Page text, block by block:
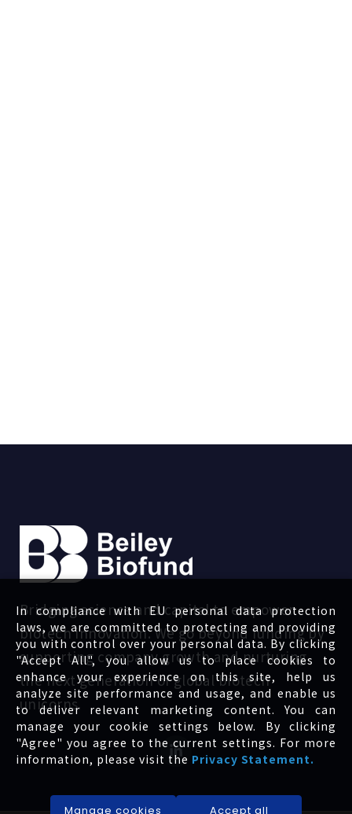
Bridging science and capital to empower
biotech innovation. We go beyond funding by
supporting company growth and nurturing
the next generation of global biotech
unicorns.
In compliance with EU personal data protection
laws, we are committed to protecting and providing
you with control over your personal data. By clicking
"Accept All", you allow us to place cookies to
enhance your experience on this site, help us
analyze site performance and usage, and enable us
to deliver relevant marketing content. You can
manage your cookie settings below. By clicking
"Agree" you agree to the current settings. For more
information, please visit the Privacy Statement.
Manage cookies Accept all